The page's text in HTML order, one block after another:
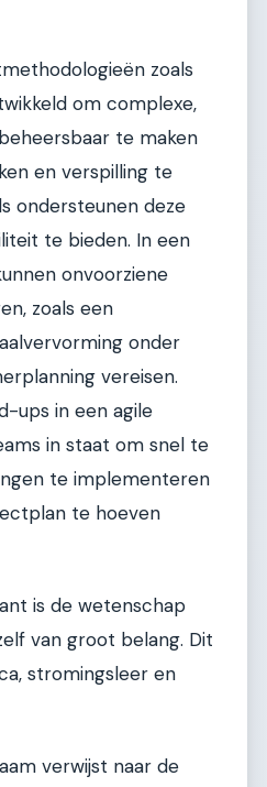
zoals
om complexe,
te maken
en verspilling te
ondersteunen deze
te bieden. In een
onvoorziene
zoals een
onder
vereisen.
ups in een agile
in staat om snel te
te implementeren
te hoeven
is de wetenschap
van groot belang. Dit
stromingsleer en
verwijst naar de